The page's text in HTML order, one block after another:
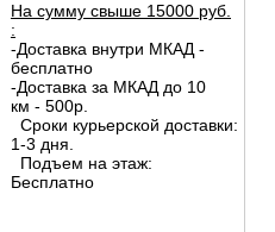
На сумму свыше 15000 руб.
:
-Доставка внутри МКАД -
бесплатно
-Доставка за МКАД до 10
км - 500р.
Сроки курьерской доставки:
1-3 дня.
Подъем на этаж:
Бесплатно